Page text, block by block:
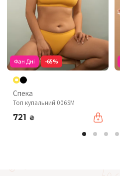
Фан Дні -65%
Спека
Топ купальний 006SM
721 ₴